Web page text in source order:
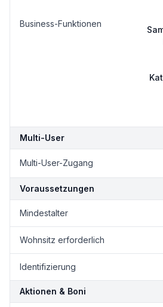
Business-Funktionen
Multi-User
Multi-User-Zugang
Voraussetzungen
Mindestalter
Wohnsitz erforderlich
Identifizierung
Aktionen & Boni